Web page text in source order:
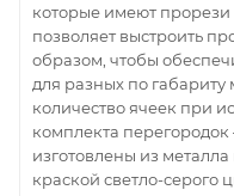
которые имеют
позволяет выстроить
образом, чтобы
для разных по
количество ячеек при
комплекта
изготовлены из
краской светло-серого